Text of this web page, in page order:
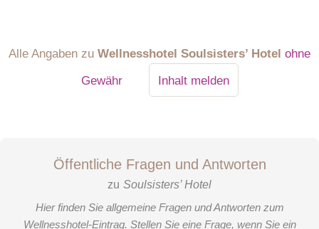
Alle Angaben zuWellnesshotel Soulsisters’ Hotel ohne
Gewähr
Inhalt melden
Öffentliche Fragen und Antworten
zu Soulsisters’ Hotel
Hier finden Sie allgemeine Fragen und Antworten zum
Wellnesshotel-Eintrag. Stellen Sie eine Frage, wenn Sie ein